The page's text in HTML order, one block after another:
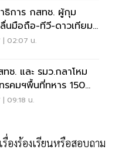
ธิการ กสทช. ผู้กุม
นมือถือ-ทีวี-ดาวเทียม
| 02:07 น.
ช. และ รมว.กลาโหม
รคมฯพื้นที่ทหาร 150
| 09:18 น.
องร้องเรียนหรือสอบถาม